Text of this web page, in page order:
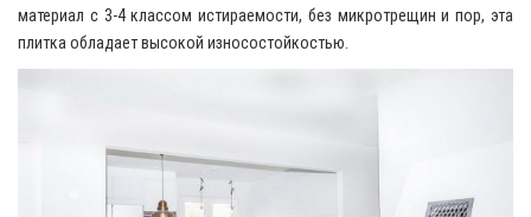
материал с 3-4 классом истираемости, без микротрещин и пор, эта
плитка обладает высокой износостойкостью.